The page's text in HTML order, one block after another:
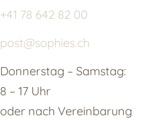
+41 78 642 82 00
post@sophies.ch
Donnerstag – Samstag:
8 – 17 Uhr
oder nach Vereinbarung